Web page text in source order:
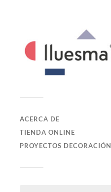
ACERCA DE
TIENDA ONLINE
PROYECTOS DECORACIÓN